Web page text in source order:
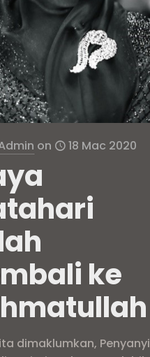
on 18 Mac 2020
ke
dimaklumkan, Penyanyi